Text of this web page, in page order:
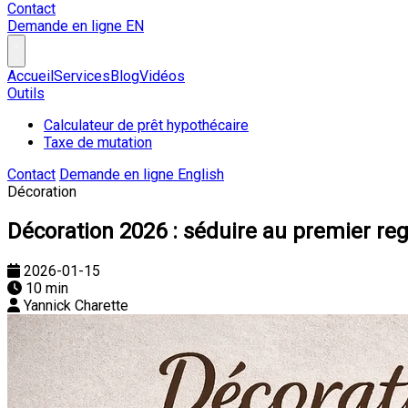
Contact
Demande en ligne EN
AccueilServicesBlogVidéos
Outils
Calculateur de prêt hypothécaire
Taxe de mutation
Contact Demande en ligne English
Décoration
Décoration 2026 : séduire au premier
2026-01-15
10 min
Yannick Charette